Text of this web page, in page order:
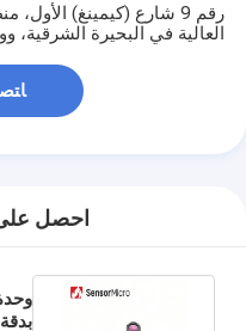
رقم 9 شارع (كيمينغ) الأول،
العالية في البحيرة الشرقية، ووهان
احصل